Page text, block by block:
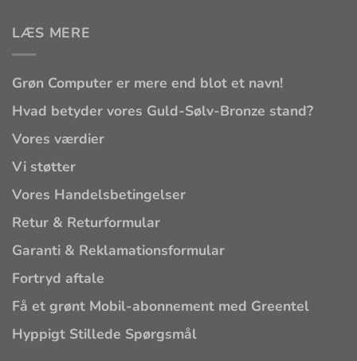
LÆS MERE
Grøn Computer er mere end blot et navn!
Hvad betyder vores Guld-Sølv-Bronze stand?
Vores værdier
Vi støtter
Vores Handelsbetingelser
Retur & Returformular
Garanti & Reklamationsformular
Fortryd aftale
Få et grønt Mobil-abonnement med Greentel
Hyppigt Stillede Spørgsmål